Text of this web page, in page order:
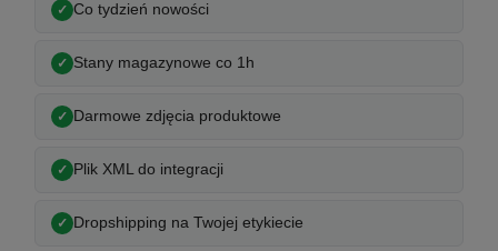
Co tydzień nowości
Stany magazynowe co 1h
Darmowe zdjęcia produktowe
Plik XML do integracji
Dropshipping na Twojej etykiecie